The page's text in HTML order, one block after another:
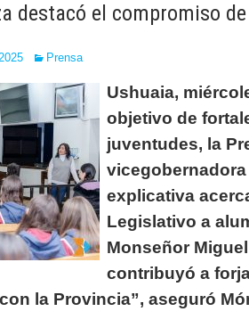
destacó el compromiso
Prensa
Ushuaia,
objetivo de
juventudes, la
explicativa
Legislativo a
Monseñor
contribuyó a
la Provincia”, aseguró